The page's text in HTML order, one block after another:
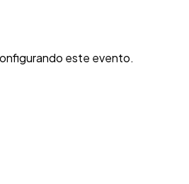
este evento.